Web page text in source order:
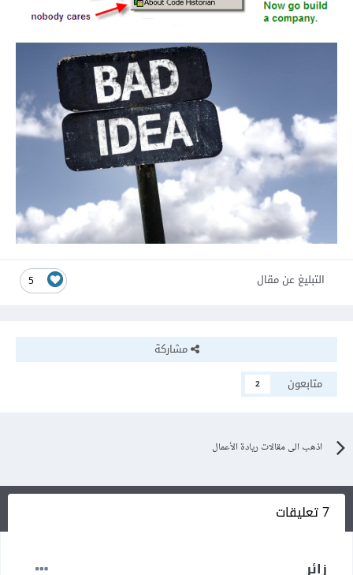
5 التبليغ عن مقال
مشاركة
متابعون
2
اذهب الى مقالات ريادة الأعمال
7 تعليقات
زائر